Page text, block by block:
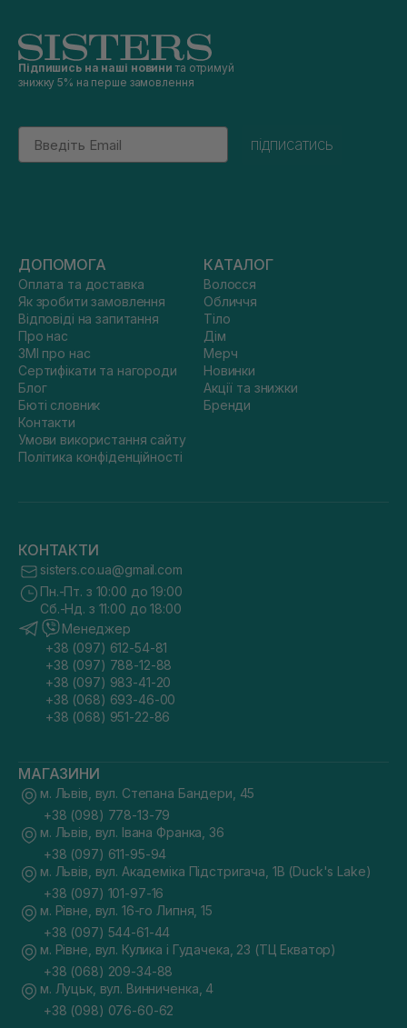
Підпишись на наші новини та отримуй
знижку 5% на перше замовлення
Email
підписатись
ДОПОМОГА
Оплата та доставка
Як зробити замовлення
Відповіді на запитання
Про нас
ЗМІ про нас
Сертифікати та нагороди
Блог
Бюті словник
Контакти
Умови використання сайту
Політика конфіденційності
КАТАЛОГ
Волосся
Обличчя
Тіло
Дім
Мерч
Новинки
Акції та знижки
Бренди
КОНТАКТИ
sisters.co.ua@gmail.com
Пн.-Пт. з 10:00 до 19:00
Сб.-Нд. з 11:00 до 18:00
Менеджер
+38 (097) 612-54-81
+38 (097) 788-12-88
+38 (097) 983-41-20
+38 (068) 693-46-00
+38 (068) 951-22-86
МАГАЗИНИ
м. Львів, вул. Степана Бандери, 45
+38 (098) 778-13-79
м. Львів, вул. Івана Франка, 36
+38 (097) 611-95-94
м. Львів, вул. Академіка Підстригача, 1В (Duck's Lake)
+38 (097) 101-97-16
м. Рівне, вул. 16-го Липня, 15
+38 (097) 544-61-44
м. Рівне, вул. Кулика і Гудачека, 23 (ТЦ Екватор)
+38 (068) 209-34-88
м. Луцьк, вул. Винниченка, 4
+38 (098) 076-60-62